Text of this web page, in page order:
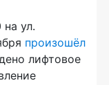
ул.
произошёл
лифтовое